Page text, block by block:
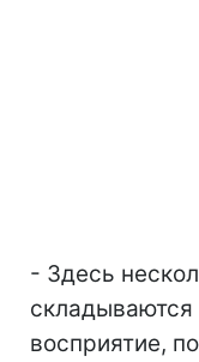
- Здесь
восприятие,